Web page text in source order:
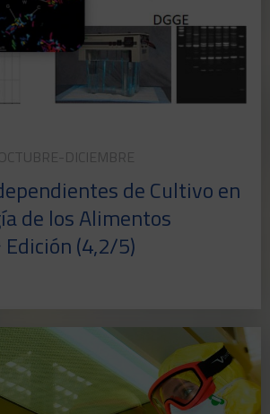
DICIEMBRE
de Cultivo en
de los Alimentos
Edición (4,2/5)